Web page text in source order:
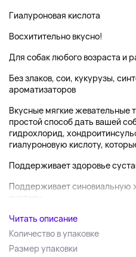
Гиалуроновая кислота
Восхитительно вкусно!
Для собак любого возраста и
Без злаков, сои, кукурузы,
ароматизаторов
Вкусные мягкие жевательные
простой способ дать вашей
гидрохлорид,
гиалуроновую кислоту,
Поддерживает здоровье
Поддерживает синовиальную
суставы...
Читать описание
Количество в упаковке
Размер упаковки